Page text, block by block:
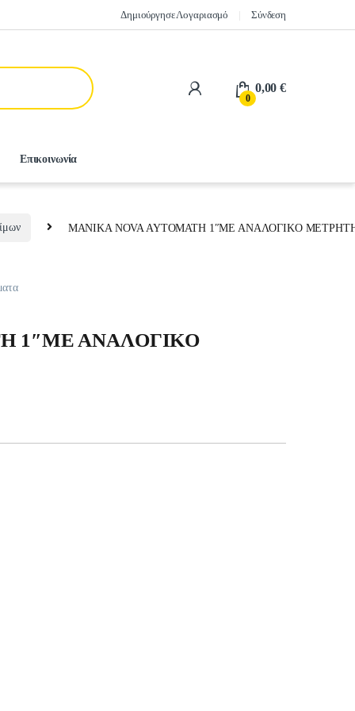
Δημιούργησε Λογαριασμό Σύνδεση
0
0,00€
Επικοινωνία
MANIKA NOVA AYTOMATH 1″ME ANAΛOΓIKO
1″ME ANAΛOΓIKO